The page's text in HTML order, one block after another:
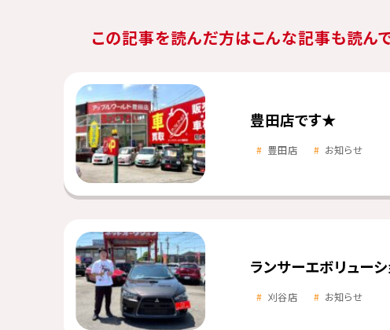
この記事を読んだ方はこんな記事も読ん
豊田店です★
豊田店 お知らせ
ランサーエボリューシ
刈谷店 お知らせ